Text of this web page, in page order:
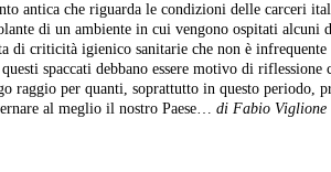
antica che riguarda le condizioni delle carceri
di un ambiente in cui vengono ospitati alcuni
di criticità igienico sanitarie che non è
questi spaccati debbano essere motivo di
raggio per quanti, soprattutto in questo periodo,
al meglio il nostro Paese… di Fabio Viglione